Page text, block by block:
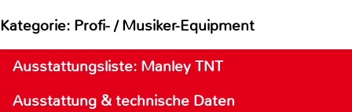
Kategorie: Profi- / Musiker-Equipment
Ausstattungsliste: Manley TNT
Ausstattung & technische Daten